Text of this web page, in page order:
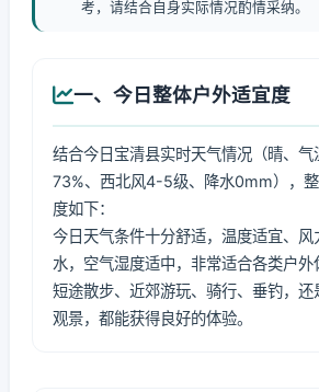
考，请结合自身实际情况酌情采纳。
一、今日整体户外适宜度
结合今日宝清县实时天气情况（晴、
73%、西北风4-5级、降水0mm），
度如下：
今日天气条件十分舒适，温度适宜、
水，空气湿度适中，非常适合各类户
短途散步、近郊游玩、骑行、垂钓，还
观景，都能获得良好的体验。